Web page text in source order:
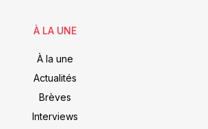
À LA UNE
À la une
Actualités
Brèves
Interviews